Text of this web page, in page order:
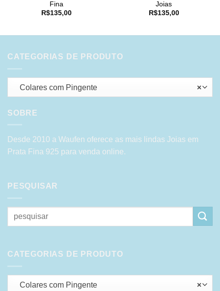
Fina
R$135,00
Joias
R$135,00
CATEGORIAS DE PRODUTO
×
Colares com Pingente
SOBRE
Desde 2010 a Waufen oferece as mais lindas Joias em
Prata Fina 925 para venda online.
PESQUISAR
Pesquisar
por:
CATEGORIAS DE PRODUTO
×
Colares com Pingente